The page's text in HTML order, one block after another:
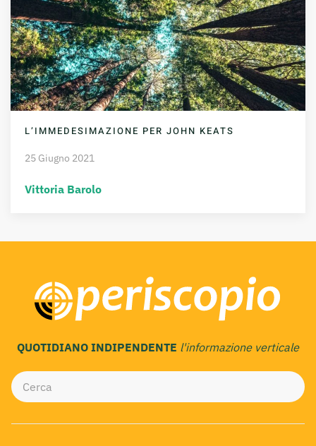
L’IMMEDESIMAZIONE PER JOHN KEATS
25 Giugno 2021
Vittoria Barolo
QUOTIDIANO INDIPENDENTE l'informazione verticale